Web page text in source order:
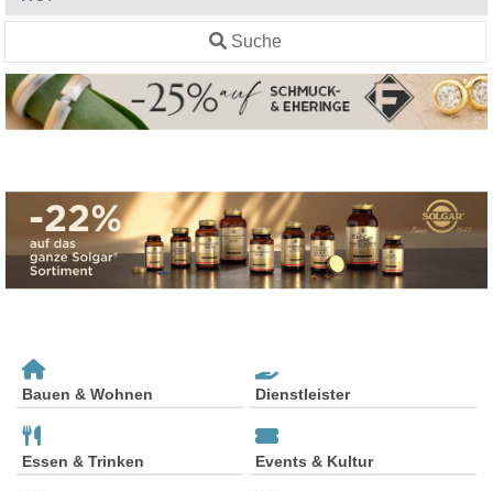
Suche
Bauen & Wohnen Dienstleister
Essen & Trinken Events & Kultur